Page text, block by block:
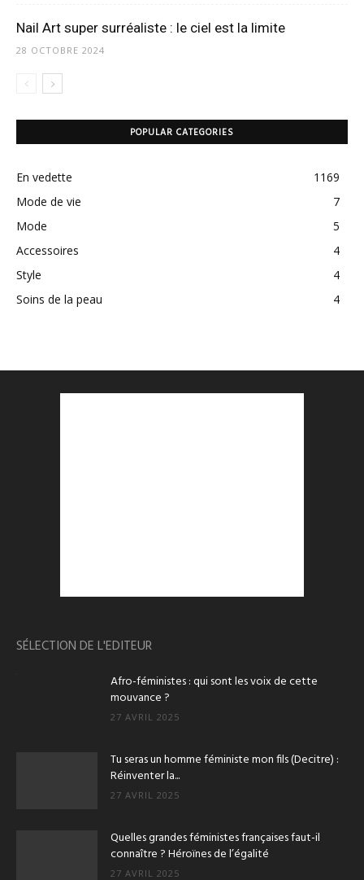
Nail Art super surréaliste : le ciel est la limite
28 OCTOBRE 2024
POPULAR CATEGORIES
En vedette
1169
Mode de vie
7
Mode
5
Accessoires
4
Style
4
Soins de la peau
4
SÉLECTION DE L'EDITEUR
Afro-féministes : qui sont les voix de cette
mouvance ?
27 AVRIL 2025
Tu seras un homme féministe mon fils (Decitre) :
Réinventer la...
27 AVRIL 2025
Quelles grandes féministes françaises faut-il
connaître ? Héroïnes de l’égalité
27 AVRIL 2025